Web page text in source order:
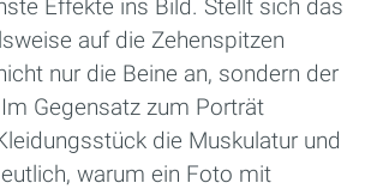
Effekte ins Bild. Stellt sich das
auf die Zehenspitzen
nur die Beine an, sondern der
Gegensatz zum Porträt
die Muskulatur und
warum ein Foto mit